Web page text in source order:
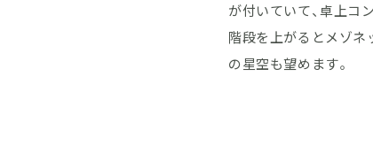
が付いていて、卓上コ
階段を上がるとメゾネ
の星空も望めます。